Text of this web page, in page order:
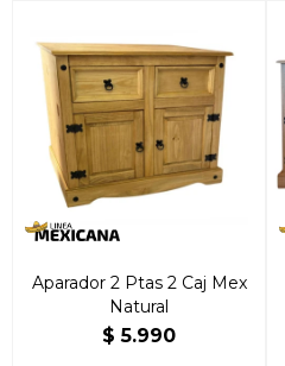
Aparador 2 Ptas 2 Caj Mex
Natural
$ 5.990